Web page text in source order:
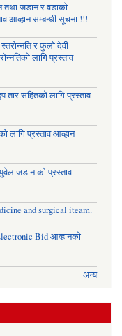
तथा जडान र वडाको
आव्हान सम्बन्धी सूचना !!!
र फुलो देवी
लागि प्रस्ताव
तार सहितको लागि प्रस्ताव
लागि प्रस्ताव आव्हान
जडान को प्रस्ताव
and surgical iteam.
Bid आव्हानको
अन्य